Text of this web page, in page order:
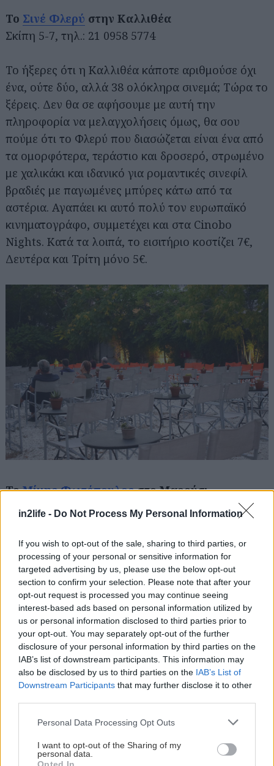
in2life - Do Not Process My Personal Information
If you wish to opt-out of the sale, sharing to third parties, or
processing of your personal or sensitive information for
targeted advertising by us, please use the below opt-out
section to confirm your selection. Please note that after your
opt-out request is processed you may continue seeing
interest-based ads based on personal information utilized by
us or personal information disclosed to third parties prior to
your opt-out. You may separately opt-out of the further
disclosure of your personal information by third parties on the
IAB’s list of downstream participants. This information may
also be disclosed by us to third parties on the IAB’s List of
Downstream Participants that may further disclose it to other
Please note that this website/app uses one or more Google
not limited to your visit or usage behaviour. You may click to
grant or deny consent to Google and its third-party tags to
Personal Data Processing Opt Outs
I want to opt-out of the Sharing of my
personal data.
Το Σινέ Φλερύ στην Καλλιθέα
Σκίπη 5-7, τηλ.: 21 0958 5774
Το ήξερες ότι η Καλλιθέα κάποτε αριθμούσε όχι
ένα, ούτε δύο, αλλά 38 ολόκληρα σινεμά; Τώρα το
ξέρεις. Δεν θα σε αφήσουμε με αυτή την
πληροφορία να μελαγχολήσεις όμως, θα σου
πούμε ότι το Φλερύ που διασώζεται είναι ένα από
τα ομορφότερα, τεράστιο και δροσερό, στρωμένο
με χαλικάκι και ιδανικό για ρομαντικές σινεφίλ
βραδιές με παγωμένες μπύρες κάτω από τα
αστέρια. Αγαπάει κι αυτό πολύ τον ευρωπαϊκό
κινηματογράφο, συμμετέχει και στα Cinobo
Nights. Κατά τα λοιπά, το εισιτήριο κοστίζει 7€,
Δευτέρα και Τρίτη μόνο 5€.
ΤοΜίμης Φωτόπουλοςστο Μαρούσι
Αγίου Κωνσταντίνου 42, τηλ.: 21 0619 8890
Νοσταλγικός και γλυκύτατος, ο δημοτικός
κινηματογράφος του Αμαρουσίου έχει τις
καλύτερες ίσως τιμές εισιτηρίων της Αθήνας (6€
γενική είσοδος όλες τις μέρες, 4€ για φοιτητές,
ανέργους και άνω των 65) και παίζει κατά κύριο
λόγο τις καλύτερες φρέσκες ταινίες του
ευρωπαϊκού κινηματογράφου, χωρίς να λέει όχι
και στην απέναντι όχθη του Ατλαντικού.
Κρατήσεις εισιτηρίων και online, εδώ
Όλες οι Ταινίες
Αναζήτηση
για...